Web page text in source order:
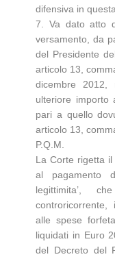
difensiva in
7. Va dato atto
versamento, da
del Presidente
articolo 13,
dicembre
ulteriore importo
pari a quello
articolo 13,
P.Q.M.
La Corte rigetta
al pagamento
legittimita’,
alle spese
liquidati in Euro
del Decreto del